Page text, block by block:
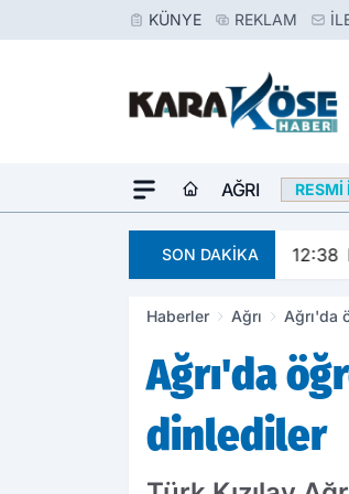
KÜNYE REKLAM
AĞRI RESMI
SON DAKİKA 12:38
Haberler Ağrı Ağrı'da
Ağrı'da
dinlediler